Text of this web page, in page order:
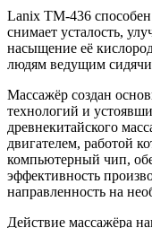
Lanix TM-436
снимает усталость,
насыщение её
людям ведущим
Массажёр создан
технологий и
древнекитайского
двигателем, работой
компьютерный чип,
эффективность
направленность на
Действие массажёра